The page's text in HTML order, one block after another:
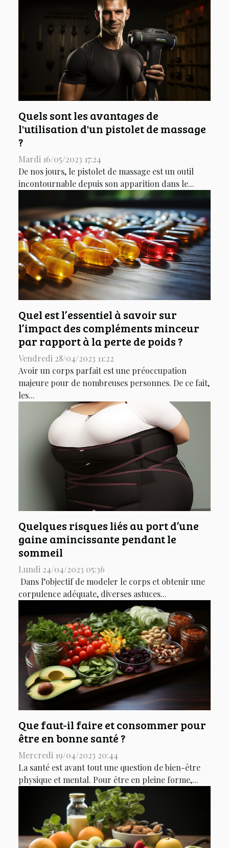
Quels sont les avantages de
l'utilisation d'un pistolet de massage
?
Mardi 16/05/2023 17:24
De nos jours, le pistolet de massage est un outil
incontournable depuis son apparition dans le...
Quel est l’essentiel à savoir sur
l’impact des compléments minceur
par rapport à la perte de poids ?
Vendredi 28/04/2023 11:22
Avoir un corps parfait est une préoccupation
majeure pour de nombreuses personnes. De ce fait,
les...
Quelques risques liés au port d’une
gaine amincissante pendant le
sommeil
Lundi 24/04/2023 05:36
Dans l’objectif de modeler le corps et obtenir une
corpulence adéquate, diverses astuces...
Que faut-il faire et consommer pour
être en bonne santé ?
Mercredi 19/04/2023 20:44
La santé est avant tout une question de bien-être
physique et mental. Pour être en pleine forme,...